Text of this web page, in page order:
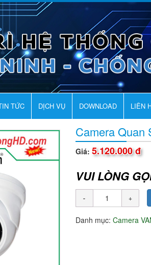
TỨC DỊCH VỤ DOWNLOAD LIÊN
Camera Quan
Giá: 5.120.000 đ
VUI LÒNG
Danh mục: Camera